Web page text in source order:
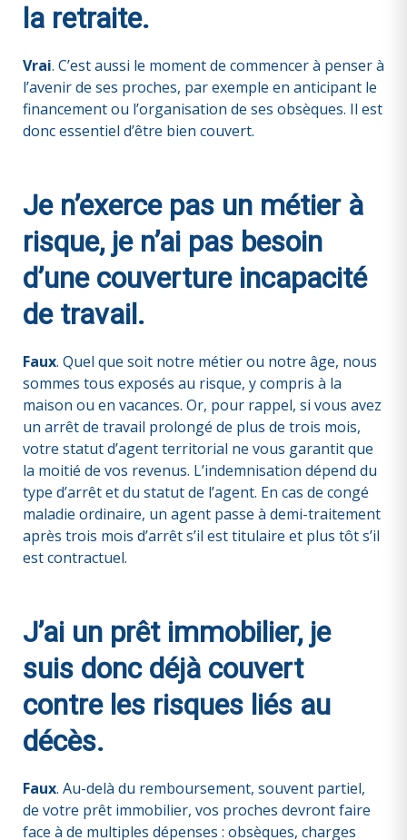
la retraite.
Vrai. C’est aussi le moment de commencer à penser à
l’avenir de ses proches, par exemple en anticipant le
financement ou l’organisation de ses obsèques. Il est
donc essentiel d’être bien couvert.
Je n’exerce pas un métier à
risque, je n’ai pas besoin
d’une couverture incapacité
de travail.
Faux. Quel que soit notre métier ou notre âge, nous
sommes tous exposés au risque, y compris à la
maison ou en vacances. Or, pour rappel, si vous avez
un arrêt de travail prolongé de plus de trois mois,
votre statut d’agent territorial ne vous garantit que
la moitié de vos revenus. L’indemnisation dépend du
type d’arrêt et du statut de l’agent. En cas de congé
maladie ordinaire, un agent passe à demi-traitement
après trois mois d’arrêt s’il est titulaire et plus tôt s’il
est contractuel.
J’ai un prêt immobilier, je
suis donc déjà couvert
contre les risques liés au
décès.
Faux. Au-delà du remboursement, souvent partiel,
de votre prêt immobilier, vos proches devront faire
face à de multiples dépenses : obsèques, charges